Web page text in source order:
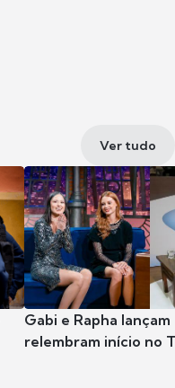
Ver tudo
Gabi e Rapha
relembram início no